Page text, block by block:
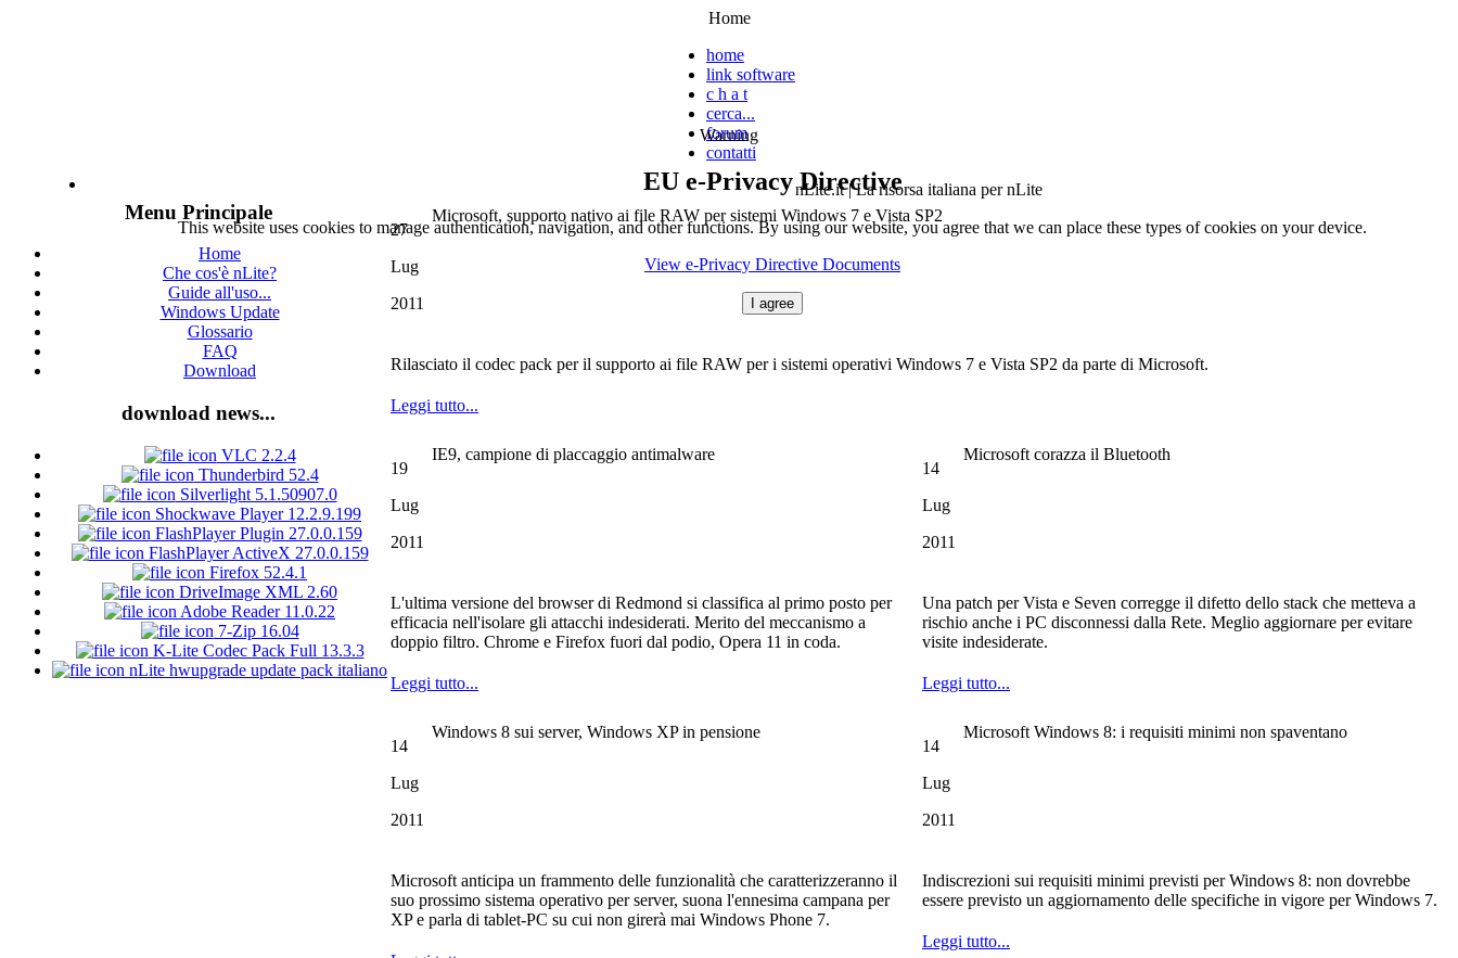
Home
Warning
EU e-Privacy Directive
This website uses cookies to manage authentication, navigation, and other functions. By using our website, you agree that we can place these types of cookies on your device.
View e-Privacy Directive Documents
I agree
home
link software
c h a t
cerca...
forum
contatti
Menu Principale
Home
Che cos'è nLite?
Guide all'uso...
Windows Update
Glossario
FAQ
Download
download news...
VLC 2.2.4
Thunderbird 52.4
Silverlight 5.1.50907.0
Shockwave Player 12.2.9.199
FlashPlayer Plugin 27.0.0.159
FlashPlayer ActiveX 27.0.0.159
Firefox 52.4.1
DriveImage XML 2.60
Adobe Reader 11.0.22
7-Zip 16.04
K-Lite Codec Pack Full 13.3.3
nLite hwupgrade update pack italiano
nLite.it | La risorsa italiana per nLite
27
Lug
2011
Microsoft, supporto nativo ai file RAW per sistemi Windows 7 e Vista SP2
Rilasciato il codec pack per il supporto ai file RAW per i sistemi operativi Windows 7 e Vista SP2 da parte di Microsoft.
Leggi tutto...
19
Lug
2011
IE9, campione di placcaggio antimalware
L'ultima versione del browser di Redmond si classifica al primo posto per
efficacia nell'isolare gli attacchi indesiderati. Merito del meccanismo a
doppio filtro. Chrome e Firefox fuori dal podio, Opera 11 in coda.
Leggi tutto...
14
Lug
2011
Windows 8 sui server, Windows XP in pensione
Microsoft anticipa un frammento delle funzionalità che caratterizzeranno il
suo prossimo sistema operativo per server, suona l'ennesima campana per
XP e parla di tablet-PC su cui non girerà mai Windows Phone 7.
14
Lug
2011
Microsoft corazza il Bluetooth
Una patch per Vista e Seven corregge il difetto dello stack che metteva a
rischio anche i PC disconnessi dalla Rete. Meglio aggiornare per evitare
visite indesiderate.
Leggi tutto...
14
Lug
2011
Microsoft Windows 8: i requisiti minimi non spaventano
Indiscrezioni sui requisiti minimi previsti per Windows 8: non dovrebbe
essere previsto un aggiornamento delle specifiche in vigore per Windows 7.
Leggi tutto...